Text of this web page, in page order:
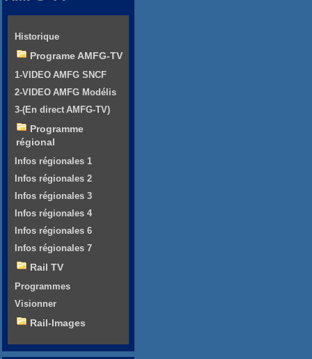
Historique
Programe AMFG-TV
1-VIDEO AMFG SNCF
2-VIDEO AMFG Modélis
3-(En direct AMFG-TV)
Programme
régional
Infos régionales 1
Infos régionales 2
Infos régionales 3
Infos régionales 4
Infos régionales 6
Infos régionales 7
Rail TV
Programmes
Visionner
Rail-Images